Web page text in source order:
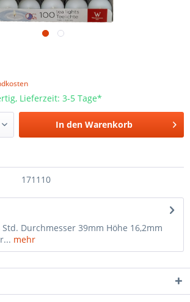
Lieferzeit: 3-5 Tage*
In den Warenkorb
171110
Durchmesser 39mm Höhe 16,2mm
mehr